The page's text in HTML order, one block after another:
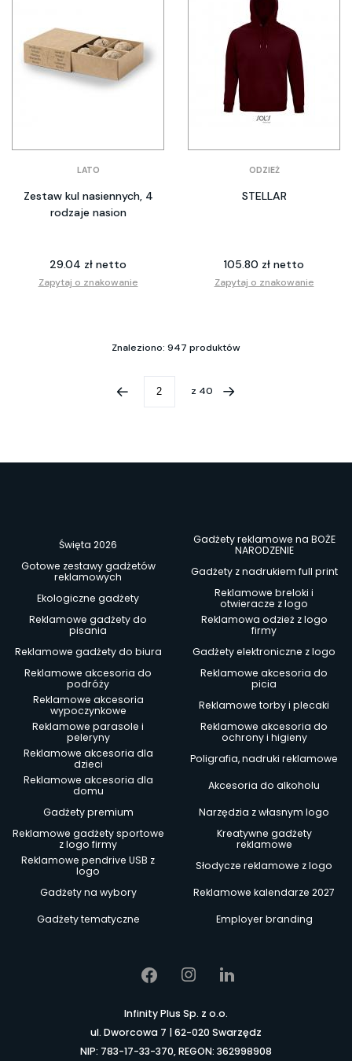
LATO
Zestaw kul nasiennych, 4
rodzaje nasion
29.04 zł netto
Zapytaj o znakowanie
ODZIEŻ
STELLAR
105.80 zł netto
Zapytaj o znakowanie
Znaleziono: 947 produktów
z 40
Święta 2026
Gadżety reklamowe na BOŻE
NARODZENIE
Gotowe zestawy gadżetów
reklamowych
Gadżety z nadrukiem full print
Ekologiczne gadżety
Reklamowe breloki i
otwieracze z logo
Reklamowe gadżety do
pisania
Reklamowa odzież z logo
firmy
Reklamowe gadżety do biura
Gadżety elektroniczne z logo
Reklamowe akcesoria do
podróży
Reklamowe akcesoria do
picia
Reklamowe akcesoria
wypoczynkowe
Reklamowe torby i plecaki
Reklamowe parasole i
peleryny
Reklamowe akcesoria do
ochrony i higieny
Reklamowe akcesoria dla
dzieci
Poligrafia, nadruki reklamowe
Reklamowe akcesoria dla
domu
Akcesoria do alkoholu
Gadżety premium
Narzędzia z własnym logo
Reklamowe gadżety sportowe
z logo firmy
Kreatywne gadżety
reklamowe
Reklamowe pendrive USB z
logo
Słodycze reklamowe z logo
Gadżety na wybory
Reklamowe kalendarze 2027
Gadżety tematyczne
Employer branding
Infinity Plus Sp. z o.o.
ul. Dworcowa 7 | 62-020 Swarzędz
NIP: 783-17-33-370, REGON: 362998908